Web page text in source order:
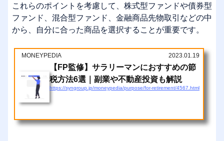
これらのポイントを考慮して、株式型ファンドや債券型
ファンド、混合型ファンド、金融商品先物取引などの中
から、自分に合った商品を選択することが重要です。
MONEYPEDIA 2023.01.19
【FP監修】サラリーマンにおすすめの節
税方法6選｜副業や不動産投資も解説
https://syngroup.jp/moneypedia/purpose/for-retirement/4567.html